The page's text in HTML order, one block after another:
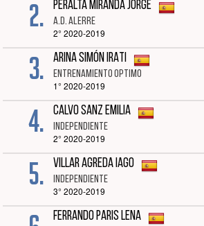
2. PERALTA MIRANDA JORGE
A.D. ALERRE
2° 2020-2019
3. ARINA SIMÓN IRATI
ENTRENAMIENTO OPTIMO
1° 2020-2019
4. CALVO SANZ EMILIA
INDEPENDIENTE
2° 2020-2019
5. VILLAR AGREDA IAGO
INDEPENDIENTE
3° 2020-2019
FERRANDO PARIS LENA